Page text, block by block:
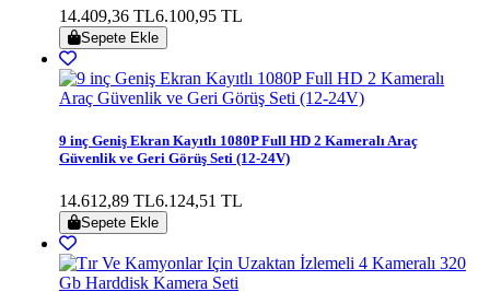
14.409,36 TL6.100,95 TL
Sepete Ekle
9 inç Geniş Ekran Kayıtlı 1080P Full HD 2 Kameralı Araç
Güvenlik ve Geri Görüş Seti (12-24V)
14.612,89 TL6.124,51 TL
Sepete Ekle